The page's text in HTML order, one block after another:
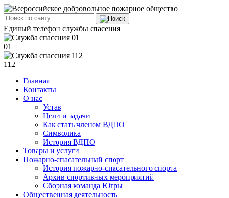
Единый телефон службы спасения
01
112
Главная
Контакты
О нас
Устав
Цели и задачи
Как стать членом ВДПО
Символика
История ВДПО
Товары и услуги
Пожарно-спасательный спорт
История пожарно-спасательного спорта
Архив спортивных мероприятий
Сборная команда Югры
Общественная деятельность